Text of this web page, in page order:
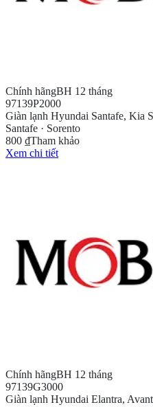
Chính hãngBH 12 tháng
97139P2000
Giàn lạnh Hyundai Santafe, Kia
Santafe · Sorento
800 ₫Tham khảo
Xem chi tiết
Chính hãngBH 12 tháng
97139G3000
Giàn lạnh Hyundai Elantra,